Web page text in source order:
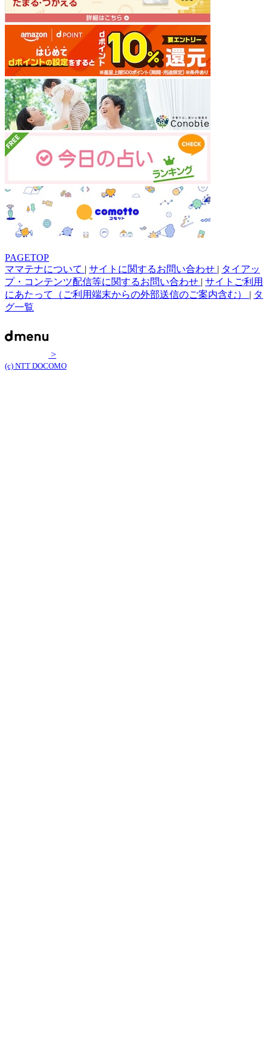
PAGETOP
ママテナについて | サイトに関するお問い合わせ | タイアッ
プ・コンテンツ配信等に関するお問い合わせ | サイトご利用
にあたって（ご利用端末からの外部送信のご案内含む） | タ
グ一覧
>
(c) NTT DOCOMO